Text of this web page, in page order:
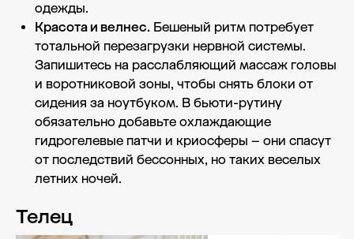
одежды.
Красота и велнес. Бешеный ритм потребует
тотальной перезагрузки нервной системы.
Запишитесь на расслабляющий массаж головы
и воротниковой зоны, чтобы снять блоки от
сидения за ноутбуком. В бьюти-рутину
обязательно добавьте охлаждающие
гидрогелевые патчи и криосферы – они спасут
от последствий бессонных, но таких веселых
летних ночей.
Телец